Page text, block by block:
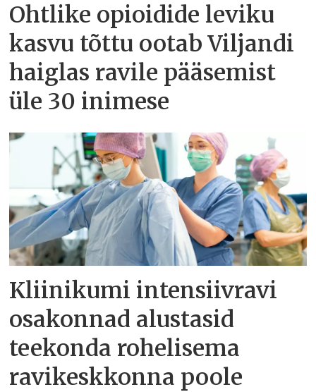
Ohtlike opioidide leviku
kasvu tõttu ootab Viljandi
haiglas ravile pääsemist
üle 30 inimese
Kliinikumi intensiivravi
osakonnad alustasid
teekonda rohelisema
ravikeskkonna poole